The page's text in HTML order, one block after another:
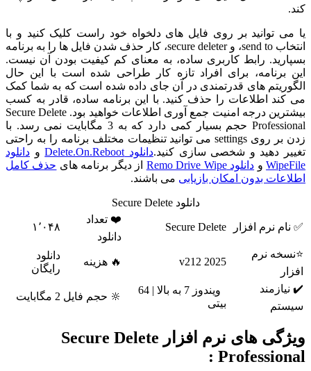
کند.
یا می توانید بر روی فایل های دلخواه خود راست کلیک کنید و با
انتخاب send to، و secure deleter، کار حذف شدن فایل ها را به برنامه
بسپارید. رابط کاربری ساده، به معنای کم کیفیت بودن آن نیست.
این برنامه، برای افراد تازه کار طراحی شده است با این حال
الگوریتم های قدرتمندی در آن جای داده شده است که به شما کمک
می کند اطلاعات را حذف کنید. با این برنامه ساده، قادر به کسب
بیشترین درجه امنیت جمع آوری اطلاعات خواهید بود. Secure Delete
Professional حجم بسیار کمی دارد که به 3 مگابایت نمی رسد. با
زدن بر روی settings می توانید تنظیمات مختلف برنامه را به راحتی
تغییر دهید و شخصی سازی کنید.دانلود Delete.On.Reboot و دانلود
WipeFileو دانلود Remo Drive Wipe از دیگر برنامه های حذف کامل
اطلاعات بدون امکان بازیابی می باشند.
دانلود Secure Delete
✅ نام نرم افزار Secure Delete
❤️ تعداد
دانلود
۱٬۰۴۸
⭐نسخه نرم
افزار
2025 v212 🔥 هزینه
دانلود
رایگان
✔️ نیازمند
سیستم
ویندوز 7 به بالا | 64
بیتی
🔆 حجم فایل 2 مگابایت
ویژگی های نرم افزار Secure Delete
Professional :